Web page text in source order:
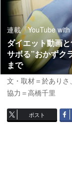
連載「YouTube
ダイエット動画
サボる”おかずク
まで
文・取材＝於ありさ 、
協力＝高橋千里
ポスト